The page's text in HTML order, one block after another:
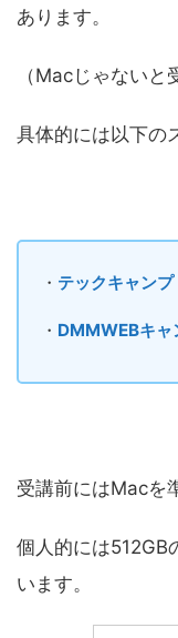
あります。
（Macじゃないと
具体的には以下の
・ テックキャンプ
・ DMMWEBキャ
受講前にはMacを
個人的には512GB
います。